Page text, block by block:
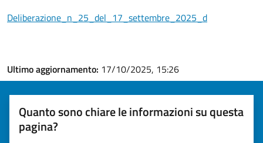
Deliberazione_n_25_del_17_settembre_2025_d
Ultimo aggiornamento: 17/10/2025, 15:26
Quanto sono chiare le informazioni su questa
pagina?